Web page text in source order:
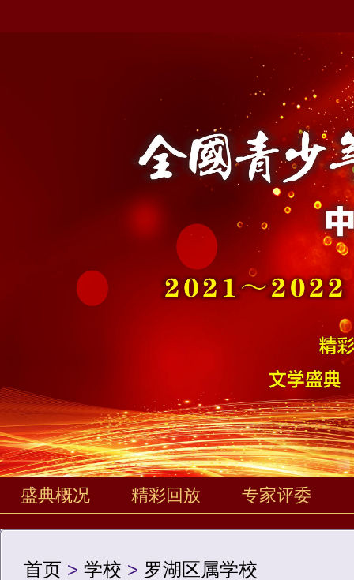
盛典概况 精彩回放 专家评委
首页 > 学校 > 罗湖区属学校